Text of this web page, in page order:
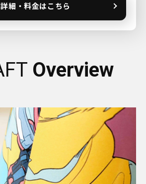
細・料金はこちら
Overview